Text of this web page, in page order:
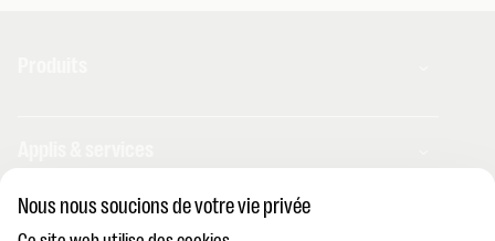
Téléphonie fixe
TV digitale
MyTelenet-app
Contact & conseils
Nous nous soucions de votre vie privée